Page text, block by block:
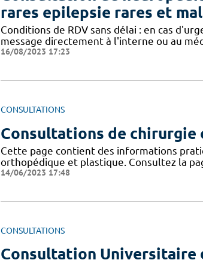
rares epilepsie rares et
Conditions de RDV sans délai : en cas
message directement à l'interne ou au
16/08/2023 17:23
CONSULTATIONS
Consultations de
Cette page contient des informations
orthopédique et plastique. Consultez la
14/06/2023 17:48
CONSULTATIONS
Consultation Universitaire